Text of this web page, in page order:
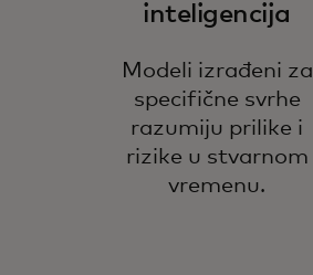
inteligencija
Modeli izrađeni za
specifične svrhe
razumiju prilike i
rizike u stvarnom
vremenu.